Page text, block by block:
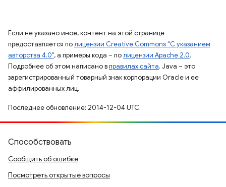
Если не указано иное, контент на этой странице
предоставляется полицензии Creative Commons "С указанием
авторства 4.0", а примеры кода – полицензии Apache 2.0.
Подробнее об этом написано вправилах сайта. Java – это
зарегистрированный товарный знак корпорации Oracle и ее
аффилированных лиц.
Последнее обновление: 2014-12-04 UTC.
Способствовать
Сообщить об ошибке
Посмотреть открытые вопросы